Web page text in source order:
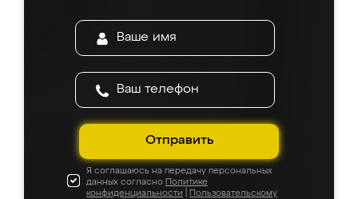
Отправить
Я соглашаюсь на передачу персональных
данных согласно Политике
конфиденциальности
Пользовательскому